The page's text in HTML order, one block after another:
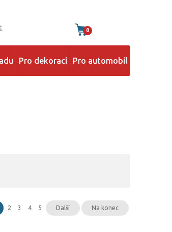
0
Pro dekoraci Pro automobil
2 3 4 5 Další Na konec